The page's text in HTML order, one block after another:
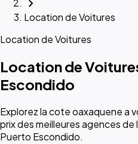
chevron_right
Location de Voitures
Location de Voitures
Location de
Escondido
Explorez la cote oaxaquene a
prix des meilleures agences
Puerto Escondido.